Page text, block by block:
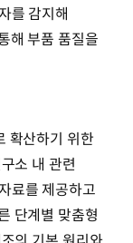
를 감지해
해 부품 품질을
확산하기 위한
소 내 관련
료를 제공하고
단계별 맞춤형